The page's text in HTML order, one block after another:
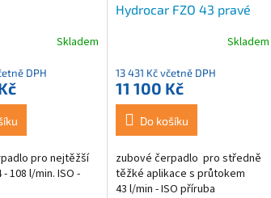
Skladem
DPH
pro nejtěžší
108 l/min. ISO -
Hydrocar FZO 43 pravé
produktu
je
3,4
5
hvězdiček.
Skladem
13 431 Kč včetně DPH
11 100 Kč
Do košíku
zubové čerpadlo pro středně
těžké aplikace s průtokem
43 l/min - ISO příruba